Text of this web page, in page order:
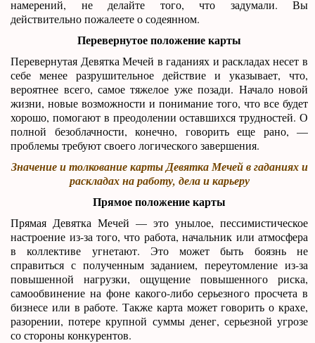
намерений, не делайте того, что задумали. Вы
действительно пожалеете о содеянном.
Перевернутое положение карты
Перевернутая Девятка Мечей в гаданиях и раскладах несет в
себе менее разрушительное действие и указывает, что,
вероятнее всего, самое тяжелое уже позади. Начало новой
жизни, новые возможности и понимание того, что все будет
хорошо, помогают в преодолении оставшихся трудностей. О
полной безоблачности, конечно, говорить еще рано, —
проблемы требуют своего логического завершения.
Значение и толкование карты Девятка Мечей в гаданиях и
раскладах на работу, дела и карьеру
Прямое положение карты
Прямая Девятка Мечей — это унылое, пессимистическое
настроение из-за того, что работа, начальник или атмосфера
в коллективе угнетают. Это может быть боязнь не
справиться с полученным заданием, переутомление из-за
повышенной нагрузки, ощущение повышенного риска,
самообвинение на фоне какого-либо серьезного просчета в
бизнесе или в работе. Также карта может говорить о крахе,
разорении, потере крупной суммы денег, серьезной угрозе
со стороны конкурентов.